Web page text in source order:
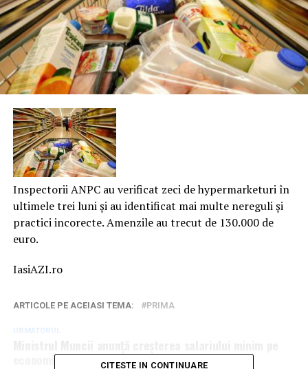
Inspectorii ANPC au verificat zeci de hypermarketuri în
ultimele trei luni şi au identificat mai multe nereguli şi
practici incorecte. Amenzile au trecut de 130.000 de
euro.
IasiAZI.ro
ARTICOLE PE ACEIASI TEMA: PRIMA
URMATORUL
economie | IasiAZI.roCITESTE IN CONTINUARE